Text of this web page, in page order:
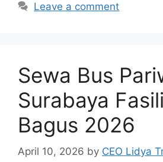
Leave a comment
Sewa Bus
Surabaya
Bagus 2026
April 10, 2026 by CEO Lidya